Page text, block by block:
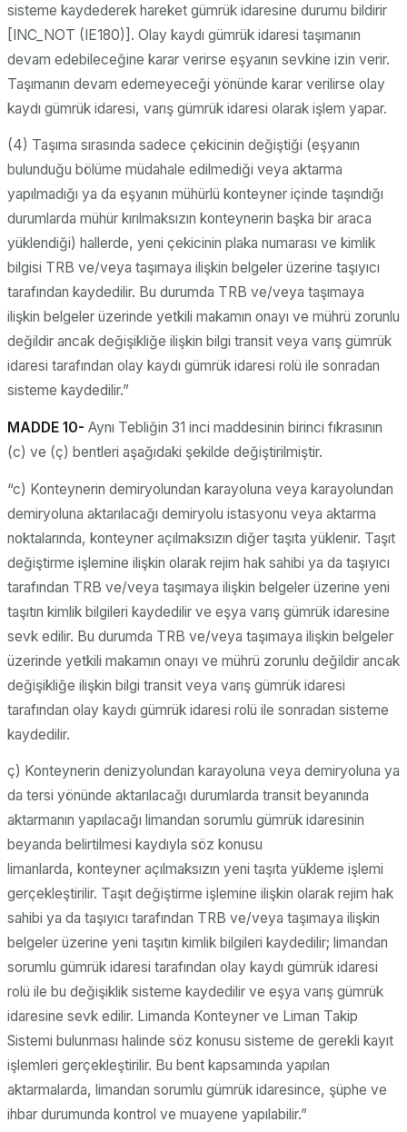
sisteme kaydederek hareket gümrük idaresine durumu bildirir
[INC_NOT (IE180)]. Olay kaydı gümrük idaresi taşımanın
devam edebileceğine karar verirse eşyanın sevkine izin verir.
Taşımanın devam edemeyeceği yönünde karar verilirse olay
kaydı gümrük idaresi, varış gümrük idaresi olarak işlem yapar.
(4) Taşıma sırasında sadece çekicinin değiştiği (eşyanın
bulunduğu bölüme müdahale edilmediği veya aktarma
yapılmadığı ya da eşyanın mühürlü konteyner içinde taşındığı
durumlarda mühür kırılmaksızın konteynerin başka bir araca
yüklendiği) hallerde, yeni çekicinin plaka numarası ve kimlik
bilgisi TRB ve/veya taşımaya ilişkin belgeler üzerine taşıyıcı
tarafından kaydedilir. Bu durumda TRB ve/veya taşımaya
ilişkin belgeler üzerinde yetkili makamın onayı ve mührü zorunlu
değildir ancak değişikliğe ilişkin bilgi transit veya varış gümrük
idaresi tarafından olay kaydı gümrük idaresi rolü ile sonradan
sisteme kaydedilir.”
MADDE 10- Aynı Tebliğin 31 inci maddesinin birinci fıkrasının
(c) ve (ç) bentleri aşağıdaki şekilde değiştirilmiştir.
“c) Konteynerin demiryolundan karayoluna veya karayolundan
demiryoluna aktarılacağı demiryolu istasyonu veya aktarma
noktalarında, konteyner açılmaksızın diğer taşıta yüklenir. Taşıt
değiştirme işlemine ilişkin olarak rejim hak sahibi ya da taşıyıcı
tarafından TRB ve/veya taşımaya ilişkin belgeler üzerine yeni
taşıtın kimlik bilgileri kaydedilir ve eşya varış gümrük idaresine
sevk edilir. Bu durumda TRB ve/veya taşımaya ilişkin belgeler
üzerinde yetkili makamın onayı ve mührü zorunlu değildir ancak
değişikliğe ilişkin bilgi transit veya varış gümrük idaresi
tarafından olay kaydı gümrük idaresi rolü ile sonradan sisteme
kaydedilir.
ç) Konteynerin denizyolundan karayoluna veya demiryoluna ya
da tersi yönünde aktarılacağı durumlarda transit beyanında
aktarmanın yapılacağı limandan sorumlu gümrük idaresinin
beyanda belirtilmesi kaydıyla söz konusu
limanlarda, konteyner açılmaksızın yeni taşıta yükleme işlemi
gerçekleştirilir. Taşıt değiştirme işlemine ilişkin olarak rejim hak
sahibi ya da taşıyıcı tarafından TRB ve/veya taşımaya ilişkin
belgeler üzerine yeni taşıtın kimlik bilgileri kaydedilir; limandan
sorumlu gümrük idaresi tarafından olay kaydı gümrük idaresi
rolü ile bu değişiklik sisteme kaydedilir ve eşya varış gümrük
idaresine sevk edilir. Limanda Konteyner ve Liman Takip
Sistemi bulunması halinde söz konusu sisteme de gerekli kayıt
işlemleri gerçekleştirilir. Bu bent kapsamında yapılan
aktarmalarda, limandan sorumlu gümrük idaresince, şüphe ve
ihbar durumunda kontrol ve muayene yapılabilir.”